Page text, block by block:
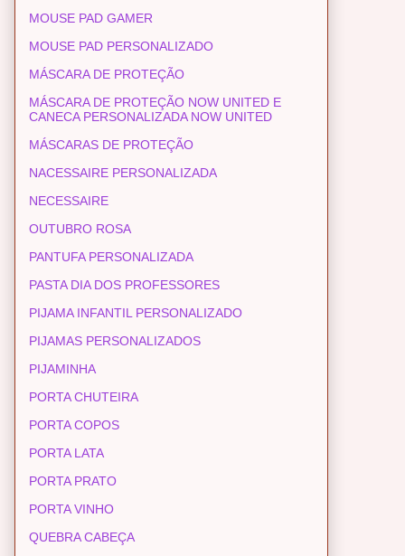
MOUSE PAD GAMER
MOUSE PAD PERSONALIZADO
MÁSCARA DE PROTEÇÃO
MÁSCARA DE PROTEÇÃO NOW UNITED E
CANECA PERSONALIZADA NOW UNITED
MÁSCARAS DE PROTEÇÃO
NACESSAIRE PERSONALIZADA
NECESSAIRE
OUTUBRO ROSA
PANTUFA PERSONALIZADA
PASTA DIA DOS PROFESSORES
PIJAMA INFANTIL PERSONALIZADO
PIJAMAS PERSONALIZADOS
PIJAMINHA
PORTA CHUTEIRA
PORTA COPOS
PORTA LATA
PORTA PRATO
PORTA VINHO
QUEBRA CABEÇA